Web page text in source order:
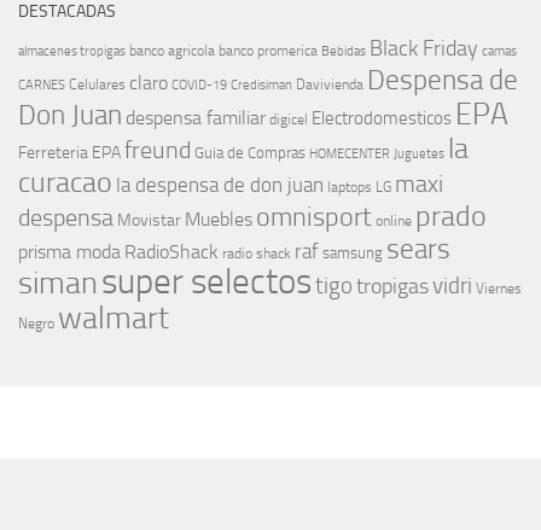
DESTACADAS
almacenes tropigas banco agricola banco promerica Bebidas Black Friday camas
CARNES Celulares claro COVID-19 Credisiman Davivienda Despensa de
Don Juan despensa familiar digicel Electrodomesticos EPA
Ferreteria EPAfreund Guia de Compras HOMECENTER Juguetes la
curacao la despensa de don juan laptops LG maxi
despensa Movistar Muebles omnisport online prado
prisma moda RadioShack radio shack raf samsung sears
simansuper selectostigotropigasvidri Viernes
Negro walmart